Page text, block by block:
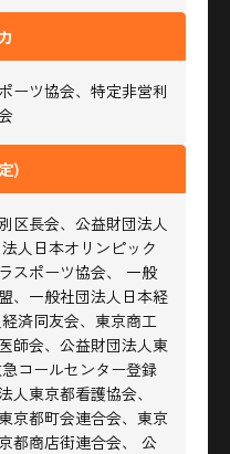
ーツ協会、特定非営利
)
区長会、公益財団法人
人日本オリンピック
スポーツ協会、
一般
、一般社団法人日本経
済同友会、東京商工
師会、公益財団法人東
コールセンター登録
人東京都看護協会、
京都町会連合会、東京
商店街連合会、
公